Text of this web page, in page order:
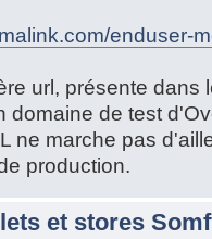
enduser-
url, présente dans
domaine de test
ne marche pas
production.
et stores